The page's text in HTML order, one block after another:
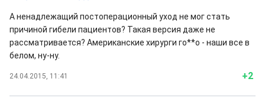
А ненадлежащий постоперационный уход не мог стать
причиной гибели пациентов? Такая версия даже не
рассматривается? Американские хирурги го**о - наши все в
белом, ну-ну.
24.04.2015, 11:41 +2